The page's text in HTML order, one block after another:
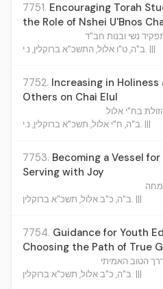
7751. Encouraging Torah
the Role of Nshei U'Bnos
נשי ובנות חב"ד
ב"ה, ט"ו אלול, התשכ"א ברוקלין, נ.י. |||
7752. Increasing in
Others on Chai Elul
בח"י אלול
ב"ה, ח"י אלול, תשכ"א ברוקלין, נ.י. |||
7753. Becoming a Vessel
Serving with Joy
ב"ה, כ"ב אלול, תשכ"א ברוקלין. |||
7754. Guidance for Youth
Choosing the Path of True
הטוב האמיתי
ב"ה, כ"ב אלול, תשכ"א ברוקלין. |||